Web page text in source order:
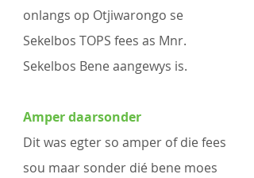
onlangs op Otjiwarongo se
Sekelbos TOPS fees as Mnr.
Sekelbos Bene aangewys is.
Amper daarsonder
Dit was egter so amper of die fees
sou maar sonder dié bene moes